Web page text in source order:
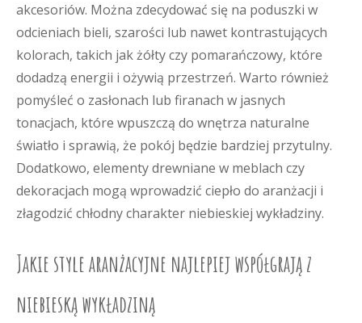
akcesoriów. Można zdecydować się na poduszki w
odcieniach bieli, szarości lub nawet kontrastujących
kolorach, takich jak żółty czy pomarańczowy, które
dodadzą energii i ożywią przestrzeń. Warto również
pomyśleć o zasłonach lub firanach w jasnych
tonacjach, które wpuszczą do wnętrza naturalne
światło i sprawią, że pokój będzie bardziej przytulny.
Dodatkowo, elementy drewniane w meblach czy
dekoracjach mogą wprowadzić ciepło do aranżacji i
złagodzić chłodny charakter niebieskiej wykładziny.
Jakie style aranżacyjne najlepiej współgrają z
niebieską wykładziną